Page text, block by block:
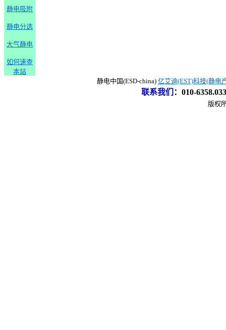
静电吸附
静电分选
大气静电
如何速查
本站
静电中国(ESD-china) 亿艾迪(EST)科技(静电
联系我们 ： 010-
版权